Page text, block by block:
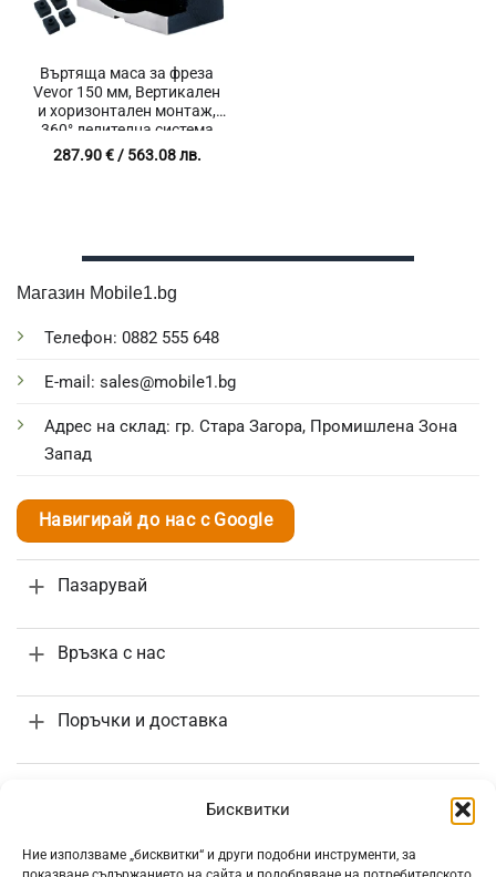
Бисквитки
Ние използваме „бисквитки“ и други подобни инструменти, за
Въртяща маса за фреза
Vevor 150 мм, Вертикален
и хоризонтален монтаж,
360° делителна система
287.90€/ 563.08 лв.
Магазин Mobile1.bg
Телефон: 0882 555 648
E-mail: sales@mobile1.bg
Адрес на склад: гр. Стара Загора, Промишлена Зона
Запад
Навигирай до нас с Google
Пазарувай
Връзка с нас
Поръчки и доставка